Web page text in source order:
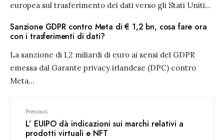
europea sul trasferimento dei dati verso gli Stati Uniti...
Sanzione GDPR contro Meta di € 1,2 bn, cosa fare ora
con i trasferimenti di dati?
La sanzione di 1,2 miliardi di euro ai sensi del GDPR
emessa dal Garante privacy irlandese (DPC) contro
Meta...
Previous:
L’ EUIPO dà indicazioni sui marchi relativi a
prodotti virtuali e NFT